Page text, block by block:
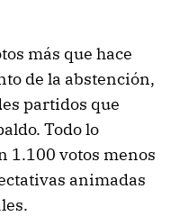
más que hace
de la abstención,
partidos que
Todo lo
1.100 votos menos
animadas